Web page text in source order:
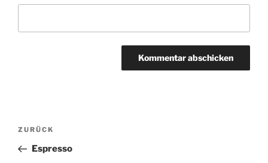
Beitragsnavigation
Vorheriger
Beitrag
ZURÜCK
Espresso